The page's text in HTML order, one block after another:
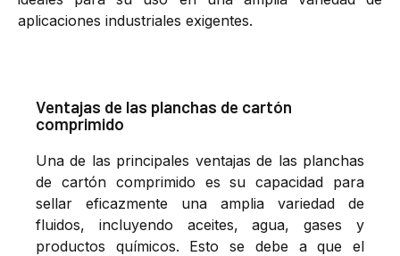
aplicaciones industriales exigentes.
Ventajas de las planchas de cartón
comprimido
Una de las principales ventajas de las planchas
de cartón comprimido es su capacidad para
sellar eficazmente una amplia variedad de
fluidos, incluyendo aceites, agua, gases y
productos químicos. Esto se debe a que el